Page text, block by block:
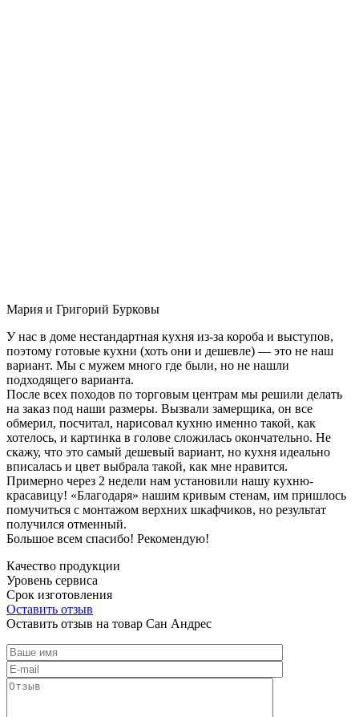
Мария и Григорий Бурковы
У нас в доме нестандартная кухня из-за короба и выступов,
поэтому готовые кухни (хоть они и дешевле) — это не наш
вариант. Мы с мужем много где были, но не нашли
подходящего варианта.
После всех походов по торговым центрам мы решили делать
на заказ под наши размеры. Вызвали замерщика, он все
обмерил, посчитал, нарисовал кухню именно такой, как
хотелось, и картинка в голове сложилась окончательно. Не
скажу, что это самый дешевый вариант, но кухня идеально
вписалась и цвет выбрала такой, как мне нравится.
Примерно через 2 недели нам установили нашу кухню-
красавицу! «Благодаря» нашим кривым стенам, им пришлось
помучиться с монтажом верхних шкафчиков, но результат
получился отменный.
Большое всем спасибо! Рекомендую!
Качество продукции
Уровень сервиса
Срок изготовления
Оставить отзыв
Оставить отзыв на товар Сан Андрес